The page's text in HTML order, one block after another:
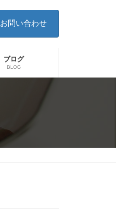
お問い合わせ
ブログ
BLOG